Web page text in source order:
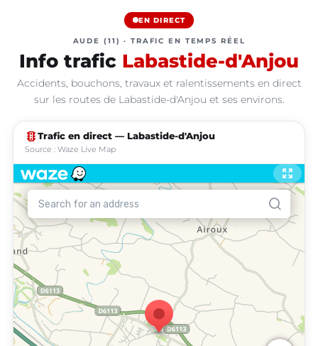
EN DIRECT
AUDE (11) · TRAFIC EN TEMPS RÉEL
Info trafic Labastide-d'Anjou
Accidents, bouchons, travaux et ralentissements en direct
sur les routes de Labastide-d'Anjou et ses environs.
traffic Trafic en direct — Labastide-d'Anjou
Source : Waze Live Map